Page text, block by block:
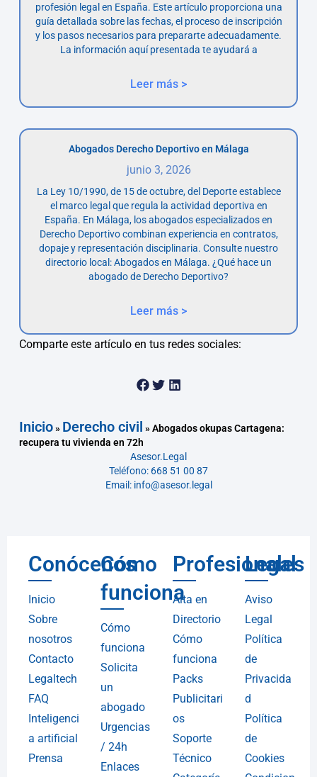
profesión legal en España. Este artículo proporciona una
guía detallada sobre las fechas, el proceso de inscripción
y los pasos necesarios para prepararte adecuadamente.
La información aquí presentada te ayudará a
Leer más >
Abogados Derecho Deportivo en Málaga
junio 3, 2026
La Ley 10/1990, de 15 de octubre, del Deporte establece
el marco legal que regula la actividad deportiva en
España. En Málaga, los abogados especializados en
Derecho Deportivo combinan experiencia en contratos,
dopaje y representación disciplinaria. Consulte nuestro
directorio local: Abogados en Málaga. ¿Qué hace un
abogado de Derecho Deportivo?
Leer más >
Comparte este artículo en tus redes sociales:
Inicio» Derecho civil »Abogados okupas Cartagena:
recupera tu vivienda en 72h
Asesor.Legal
Teléfono: 668 51 00 87
Email: info@asesor.legal
Conócenos
Inicio
Sobre
nosotros
Contacto
Legaltech
FAQ
Inteligenci
a artificial
Prensa
Cómo
funciona
Cómo
funciona
Solicita
un
abogado
Urgencias
/ 24h
Enlaces
Profesionales
Alta en
Directorio
Cómo
funciona
Packs
Publicitari
os
Soporte
Técnico
Legal
Aviso
Legal
Política
de
Privacida
d
Política
de
Cookies